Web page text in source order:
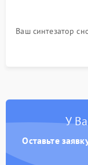
Ваш синтезатор
У
Оставьте